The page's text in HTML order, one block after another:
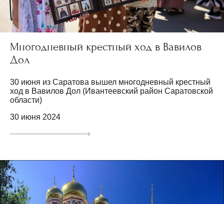
Многодневный крестный ход в Вавилов
Дол
30 июня из Саратова вышел многодневный крестный
ход в Вавилов Дол (Ивантеевский район Саратовской
области)
30 июня 2024